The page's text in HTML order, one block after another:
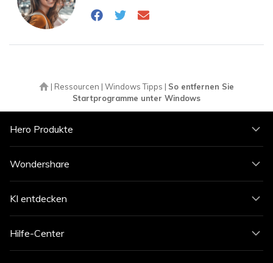
| Ressourcen | Windows Tipps | So entfernen Sie
Startprogramme unter Windows
Hero Produkte
Wondershare
KI entdecken
Hilfe-Center